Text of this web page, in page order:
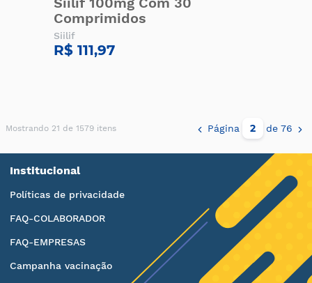
Comprimidos
Siilif
R$ 111,97
Mostrando 21 de 1579 itens Página de 76
Institucional
Políticas de privacidade
FAQ-COLABORADOR
FAQ-EMPRESAS
Campanha vacinação